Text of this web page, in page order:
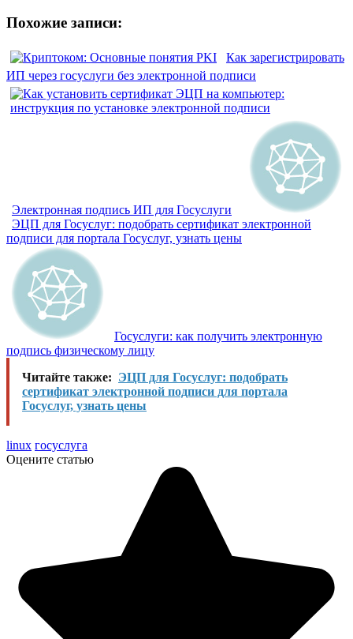
Похожие записи:
Как зарегистрировать
ИП через госуслуги без электронной подписи
Электронная подпись ИП для Госуслуги
ЭЦП для Госуслуг: подобрать сертификат электронной
подписи для портала Госуслуг, узнать цены
Госуслуги: как получить электронную
подпись физическому лицу
Читайте также: ЭЦП для Госуслуг: подобрать
сертификат электронной подписи для портала
Госуслуг, узнать цены
linux госуслуга
Оцените статью